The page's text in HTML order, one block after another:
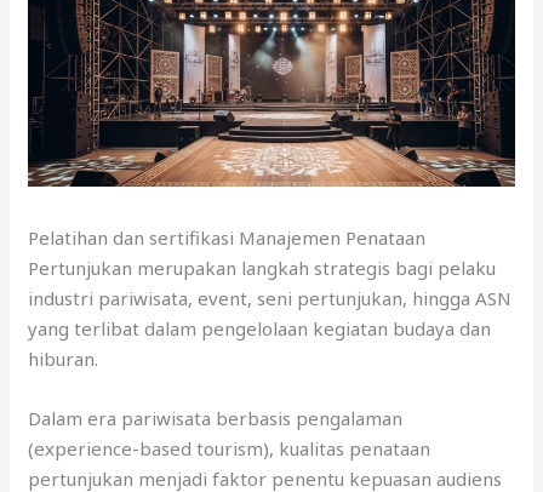
Pelatihan dan sertifikasi Manajemen Penataan
Pertunjukan merupakan langkah strategis bagi pelaku
industri pariwisata, event, seni pertunjukan, hingga ASN
yang terlibat dalam pengelolaan kegiatan budaya dan
hiburan.
Dalam era pariwisata berbasis pengalaman
(experience-based tourism), kualitas penataan
pertunjukan menjadi faktor penentu kepuasan audiens